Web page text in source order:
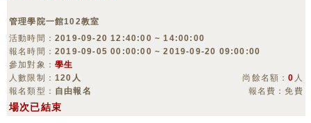
管理學院一館102教室
活動時間： 2019-09-20 12:40:00 ~ 14:00:00
報名時間： 2019-09-05 00:00:00 ~ 2019-09-20 09:00:00
參加對象： 學生
人數限制： 120人 尚餘名額：0 人
報名類型： 自由報名 報名費：免費
場次已結束